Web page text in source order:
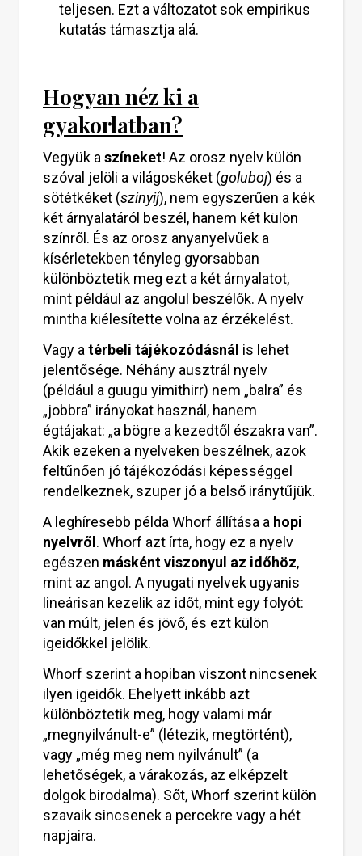
teljesen. Ezt a változatot sok empirikus
kutatás támasztja alá.
Hogyan néz ki a
gyakorlatban?
Vegyük a színeket! Az orosz nyelv külön
szóval jelöli a világoskéket (goluboj) és a
sötétkéket (szinyij), nem egyszerűen a kék
két árnyalatáról beszél, hanem két külön
színről. És az orosz anyanyelvűek a
kísérletekben tényleg gyorsabban
különböztetik meg ezt a két árnyalatot,
mint például az angolul beszélők. A nyelv
mintha kiélesítette volna az érzékelést.
Vagy a térbeli tájékozódásnál is lehet
jelentősége. Néhány ausztrál nyelv
(például a guugu yimithirr) nem „balra” és
„jobbra” irányokat használ, hanem
égtájakat: „a bögre a kezedtől északra van”.
Akik ezeken a nyelveken beszélnek, azok
feltűnően jó tájékozódási képességgel
rendelkeznek, szuper jó a belső iránytűjük.
A leghíresebb példa Whorf állítása a hopi
nyelvről . Whorf azt írta, hogy ez a nyelv
egészen másként viszonyul az időhöz,
mint az angol. A nyugati nyelvek ugyanis
lineárisan kezelik az időt, mint egy folyót:
van múlt, jelen és jövő, és ezt külön
igeidőkkel jelölik.
Whorf szerint a hopiban viszont nincsenek
ilyen igeidők. Ehelyett inkább azt
különböztetik meg, hogy valami már
„megnyilvánult-e” (létezik, megtörtént),
vagy „még meg nem nyilvánult” (a
lehetőségek, a várakozás, az elképzelt
dolgok birodalma). Sőt, Whorf szerint külön
szavaik sincsenek a percekre vagy a hét
napjaira.